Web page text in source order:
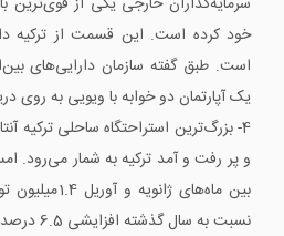
خود کرده است. این قسمت از ترکیه
است. طبق گفته سازمان دارایی‌های
یک آپارتمان دو خوابه با ویویی به روی دریا از 60.000لیر شروع
4- بزرگ‌ترین استراحتگاه ساحلی ترکیه
و پر رفت و آمد ترکیه به شمار می‌رود.
بین ماه‌های
نسبت به سال گذشته افزایشی 6.5 درصدی داشته است.